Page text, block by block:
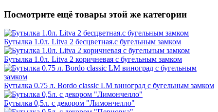
Посмотрите ещё товары этой же категории
Бутылка 1.0л. Litva 2 бесцветная.с бугельным замком
Бутылка 1.0л. Litva 2 коричневая с бугельным замком
Бутылка 0.75 л. Bordo classic LM виноград с бугельным замком
Бутылка 0,5л. с декором "Лимончелло"